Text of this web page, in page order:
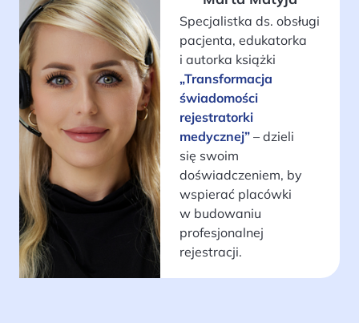
Specjalistka ds. obsługi
pacjenta, edukatorka
i autorka książki
„Transformacja
świadomości
rejestratorki
medycznej” – dzieli
się swoim
doświadczeniem, by
wspierać placówki
w budowaniu
profesjonalnej
rejestracji.